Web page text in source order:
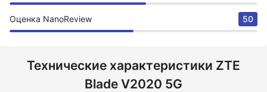
Оценка NanoReview 50
Технические характеристики ZTE
Blade V2020 5G